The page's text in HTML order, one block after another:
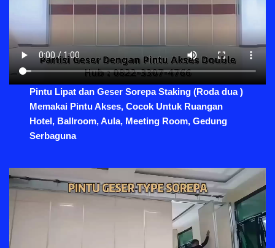
Pintu Lipat dan Geser Sorepa Staking (Roda dua )
Memakai Pintu Akses, Cocok Untuk Ruangan
Hotel, Ballroom, Aula, Meeting Room, Gedung
Serbaguna